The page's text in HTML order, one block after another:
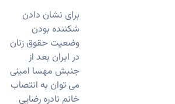
برای نشان دادن
شکننده بودن
وضعیت حقوق زنان
در ایران بعد از
جنبش مهسا امینی
می توان به انتصاب
خانم نادره رضایی